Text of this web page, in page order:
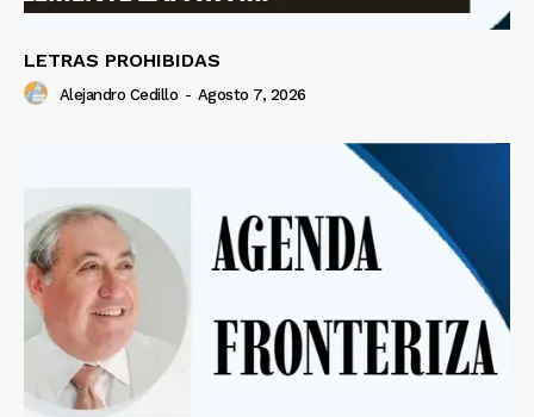
LETRAS PROHIBIDAS
Alejandro Cedillo - Agosto 7, 2026